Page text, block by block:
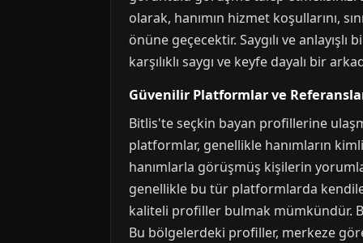
olarak, hanımın hizmet koşullarını,
önüne geçecektir. Saygılı ve
karşılıklı saygı ve keyfe dayalı bir
Güvenilir Platformlar ve
Bitlis'te seçkin bayan profillerine
platformlar, genellikle hanımların
hanımlarla görüşmüş kişilerin
genellikle bu tür platformlarda
kaliteli profiller bulmak mümkündür.
Bu bölgelerdeki profiller, merkeze